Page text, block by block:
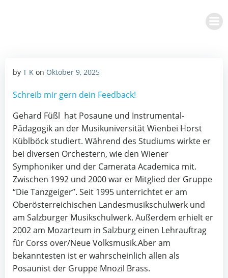
by T K on Oktober 9, 2025
Schreib mir gern dein Feedback!
Gehard Füßl hat Posaune und Instrumental-
Pädagogik an der Musikuniversität Wienbei Horst
Küblböck studiert. Während des Studiums wirkte er
bei diversen Orchestern, wie den Wiener
Symphoniker und der Camerata Academica mit.
Zwischen 1992 und 2000 war er Mitglied der Gruppe
“Die Tanzgeiger”. Seit 1995 unterrichtet er am
Oberösterreichischen Landesmusikschulwerk und
am Salzburger Musikschulwerk. Außerdem erhielt er
2002 am Mozarteum in Salzburg einen Lehrauftrag
für Corss over/Neue Volksmusik.Aber am
bekanntesten ist er wahrscheinlich allen als
Posaunist der Gruppe Mnozil Brass.